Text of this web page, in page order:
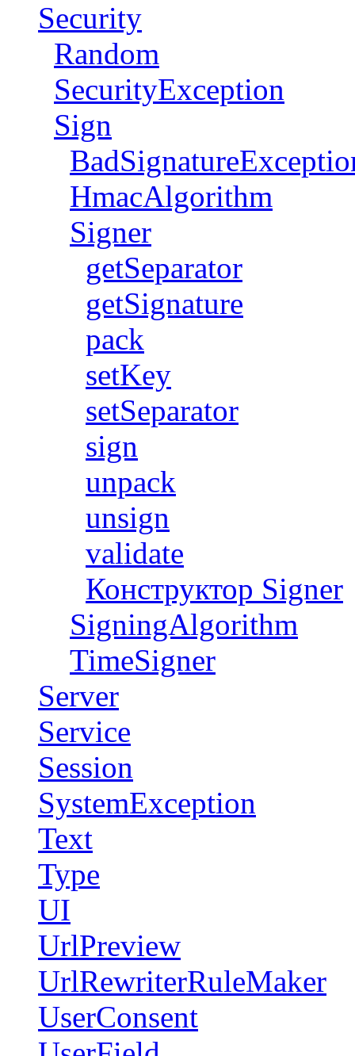
Security
Random
SecurityException
Sign
HmacAlgorithm
Signer
getSeparator
getSignature
pack
setKey
setSeparator
sign
unpack
unsign
validate
Конструктор Signer
SigningAlgorithm
TimeSigner
Server
Service
Session
SystemException
Text
Type
UI
UrlPreview
UrlRewriterRuleMaker
UserConsent